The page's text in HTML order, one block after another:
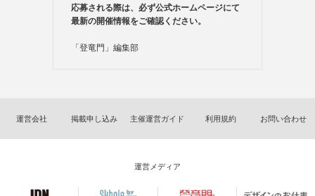
応募される際は、必ず公式ホームページにて
最新の開催情報をご確認ください。
「登竜門」編集部
運営会社 掲載申し込み 主催運営ガイド 利用規約 お問い合わせ
運営メディア